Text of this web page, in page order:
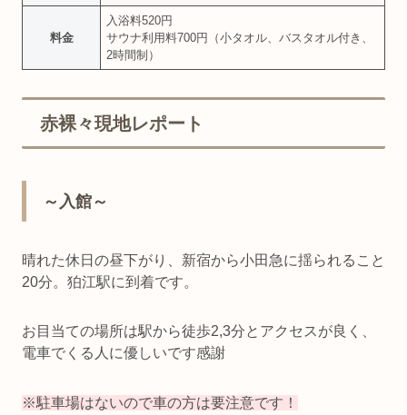
料金
入浴料520円
サウナ利用料700円（小タオル、バスタオル付き、
2時間制）
赤裸々現地レポート
～入館～
晴れた休日の昼下がり、新宿から小田急に揺られること
20分。狛江駅に到着です。
お目当ての場所は駅から徒歩2,3分とアクセスが良く、
電車でくる人に優しいです感謝
※駐車場はないので車の方は要注意です！